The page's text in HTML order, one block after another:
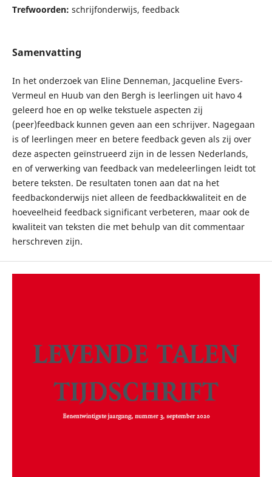
Trefwoorden: schrijfonderwijs, feedback
Samenvatting
In het onderzoek van Eline Denneman, Jacqueline Evers-
Vermeul en Huub van den Bergh is leerlingen uit havo 4
geleerd hoe en op welke tekstuele aspecten zij
(peer)feedback kunnen geven aan een schrijver. Nagegaan
is of leerlingen meer en betere feedback geven als zij over
deze aspecten geïnstrueerd zijn in de lessen Nederlands,
en of verwerking van feedback van medeleerlingen leidt tot
betere teksten. De resultaten tonen aan dat na het
feedbackonderwijs niet alleen de feedbackkwaliteit en de
hoeveelheid feedback significant verbeteren, maar ook de
kwaliteit van teksten die met behulp van dit commentaar
herschreven zijn.